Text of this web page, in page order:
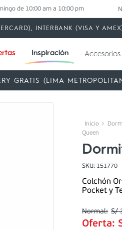
de 10:00 am a 10:00 pm
INTERBANK (VISA Y
Inspiración Accesorios
GRATIS (LIMA
Queen
SKU: 151770
Colchón
Pocket y
S/
Oferta: